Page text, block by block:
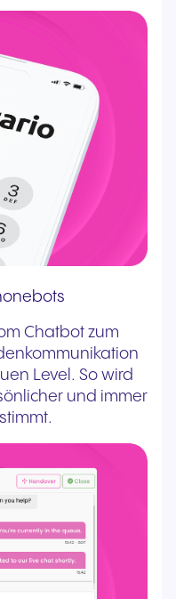
Chatbot zum
Level. So wird
und immer